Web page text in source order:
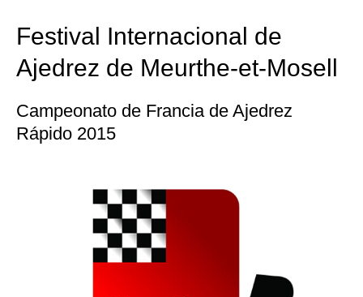
Festival Internacional de
Ajedrez de Meurthe-et-Mosell
Campeonato de Francia de Ajedrez
Rápido 2015